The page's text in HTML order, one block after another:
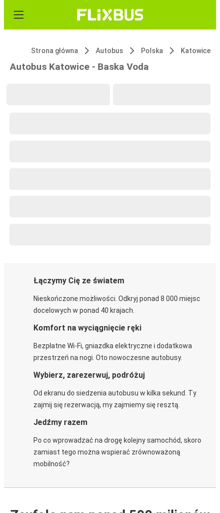
Strona główna Autobus Polska Katowice
Autobus Katowice - Baska Voda
Łączymy Cię ze światem
Nieskończone możliwości. Odkryj ponad 8 000 miejsc
docelowych w ponad 40 krajach.
Komfort na wyciągnięcie ręki
Bezpłatne Wi-Fi, gniazdka elektryczne i dodatkowa
przestrzeń na nogi. Oto nowoczesne autobusy.
Wybierz, zarezerwuj, podróżuj
Od ekranu do siedzenia autobusu w kilka sekund. Ty
zajmij się rezerwacją, my zajmiemy się resztą.
Jedźmy razem
Po co wprowadzać na drogę kolejny samochód, skoro
zamiast tego można wspierać zrównoważoną
mobilność?